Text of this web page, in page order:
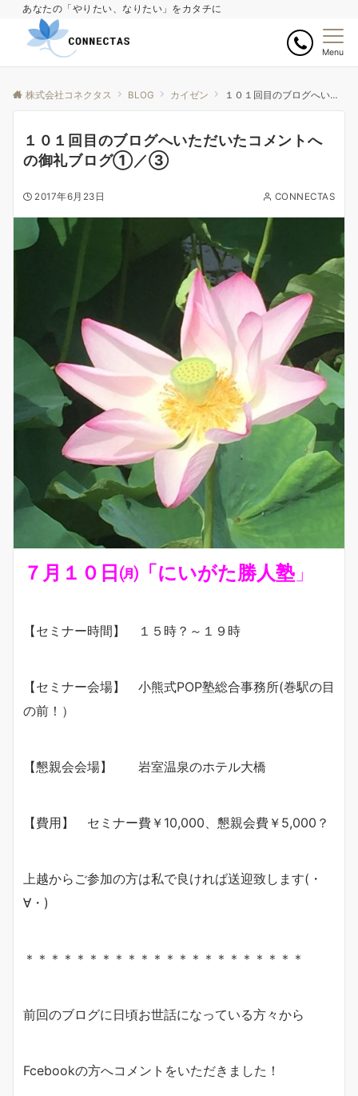
あなたの「やりたい、なりたい」をカタチに
Menu
株式会社コネクタス BLOG カイゼン １０１回目のブログへいただいたコメントへの御礼ブログ①／③
１０１回目のブログへいただいたコメントへ
の御礼ブログ①／③
2017年6月23日 CONNECTAS
７月１０日㈪「にいがた勝人塾 」
【セミナー時間】 １５時？～１９時
【セミナー会場】 小熊式POP塾総合事務所(巻駅の目
の前！）
【懇親会会場】 岩室温泉のホテル大橋
【費用】 セミナー費￥10,000、懇親会費￥5,000？
上越からご参加の方は私で良ければ送迎致します(・
∀・)
＊＊＊＊＊＊＊＊＊＊＊＊＊＊＊＊＊＊＊＊＊＊
前回のブログに日頃お世話になっている方々から
Fcebookの方へコメントをいただきました！